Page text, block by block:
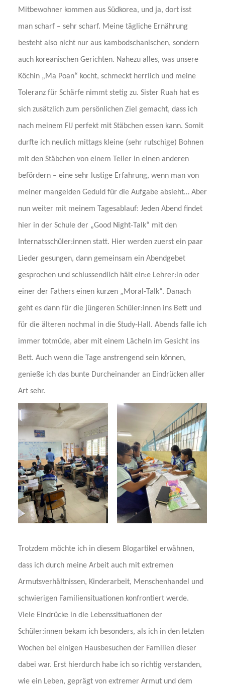
Mitbewohner kommen aus Südkorea, und ja, dort isst
man scharf – sehr scharf. Meine tägliche Ernährung
besteht also nicht nur aus kambodschanischen, sondern
auch koreanischen Gerichten. Nahezu alles, was unsere
Köchin „Ma Poan“ kocht, schmeckt herrlich und meine
Toleranz für Schärfe nimmt stetig zu. Sister Ruah hat es
sich zusätzlich zum persönlichen Ziel gemacht, dass ich
nach meinem FIJ perfekt mit Stäbchen essen kann. Somit
durfte ich neulich mittags kleine (sehr rutschige) Bohnen
mit den Stäbchen von einem Teller in einen anderen
befördern – eine sehr lustige Erfahrung, wenn man von
meiner mangelden Geduld für die Aufgabe absieht… Aber
nun weiter mit meinem Tagesablauf: Jeden Abend findet
hier in der Schule der „Good Night-Talk“ mit den
Internatsschüler:innen statt. Hier werden zuerst ein paar
Lieder gesungen, dann gemeinsam ein Abendgebet
gesprochen und schlussendlich hält ein:e Lehrer:in oder
einer der Fathers einen kurzen „Moral-Talk“. Danach
geht es dann für die jüngeren Schüler:innen ins Bett und
für die älteren nochmal in die Study-Hall. Abends falle ich
immer totmüde, aber mit einem Lächeln im Gesicht ins
Bett. Auch wenn die Tage anstrengend sein können,
genieße ich das bunte Durcheinander an Eindrücken aller
Art sehr.
Trotzdem möchte ich in diesem Blogartikel erwähnen,
dass ich durch meine Arbeit auch mit extremen
Armutsverhältnissen, Kinderarbeit, Menschenhandel und
schwierigen Familiensituationen konfrontiert werde.
Viele Eindrücke in die Lebenssituationen der
Schüler:innen bekam ich besonders, als ich in den letzten
Wochen bei einigen Hausbesuchen der Familien dieser
dabei war. Erst hierdurch habe ich so richtig verstanden,
wie ein Leben, geprägt von extremer Armut und dem